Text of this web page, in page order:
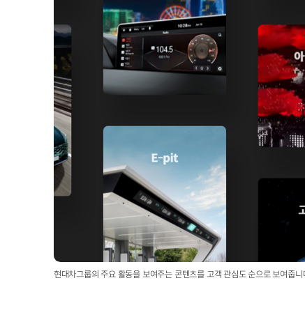
현대차그룹의 주요 활동을 보여주는 콘텐츠를 고객 관심도 순으로 보여줍니